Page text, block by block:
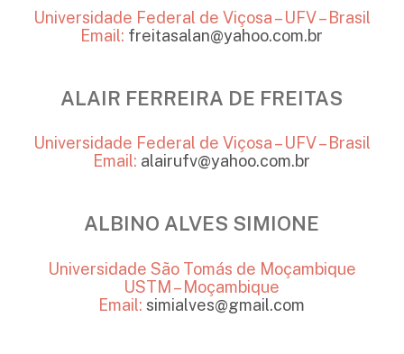
Universidade Federal de Viçosa – UFV – Brasil
Email: freitasalan@yahoo.com.br
ALAIR FERREIRA DE FREITAS
Universidade Federal de Viçosa – UFV – Brasil
Email: alairufv@yahoo.com.br
ALBINO ALVES SIMIONE
Universidade São Tomás de Moçambique
USTM – Moçambique
Email: simialves@gmail.com